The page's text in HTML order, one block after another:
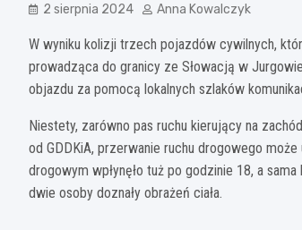
2 sierpnia 2024 Anna Kowalczyk
W wyniku kolizji trzech pojazdów cywilnych,
prowadząca do granicy ze Słowacją w
objazdu za pomocą lokalnych szlaków
Niestety, zarówno pas ruchu kierujący na
od GDDKiA, przerwanie ruchu drogowego
drogowym wpłynęło tuż po godzinie 18, a
dwie osoby doznały obrażeń ciała.